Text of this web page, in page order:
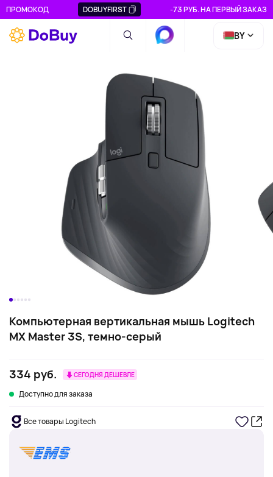
ПРОМОКОД DOBUYFIRST -73 РУБ. НА ПЕРВЫЙ ЗАКАЗ
BY
Компьютерная вертикальная мышь Logitech
MX Master 3S, темно-серый
334 руб. СЕГОДНЯ ДЕШЕВЛЕ
Доступно для заказа
Все товары Logitech